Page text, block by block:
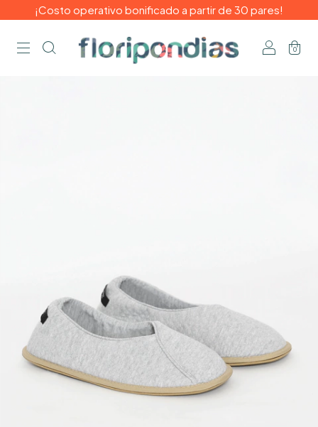
¡Costo operativo bonificado a partir de 30 pares!
0